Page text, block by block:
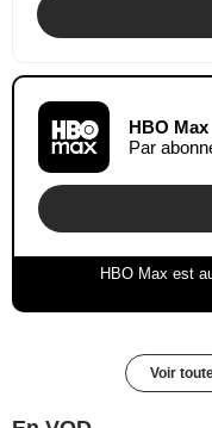
HBO Max
Par
HBO Max est
Voir